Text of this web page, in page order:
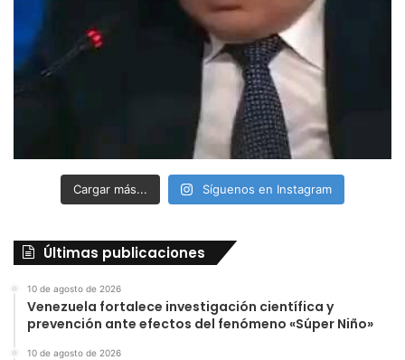
Cargar más... Síguenos en Instagram
Últimas publicaciones
10 de agosto de 2026
Venezuela fortalece investigación científica y
prevención ante efectos del fenómeno «Súper Niño»
10 de agosto de 2026